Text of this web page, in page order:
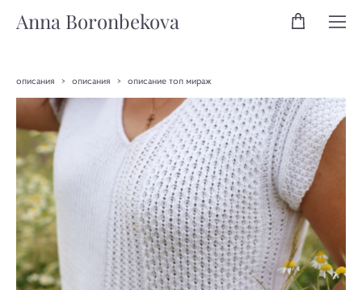
Anna Boronbekova
описания > описания > описание топ мираж